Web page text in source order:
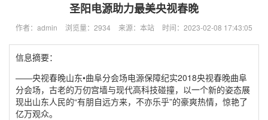
圣阳电源助力最美央视春晚
作者：admin 浏览量：2934 来源：本站 时间：2023-02-08 17:43:05
信息摘要：
——央视春晚山东•曲阜分会场电源保障纪实2018央视春晚曲阜
分会场，古老的万仞宫墙与现代高科技碰撞，以一个新的姿态展
现出山东人民的“有朋自远方来，不亦乐乎”的豪爽热情，惊艳了
亿万观众。